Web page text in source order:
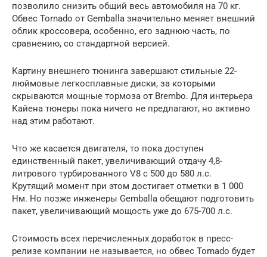
позволило снизить общий весь автомобиля на 70 кг.
Обвес Tornado от Gemballa значительно меняет внешний
облик кроссовера, особенно, его заднюю часть, по
сравнению, со стандартной версией.
Картину внешнего тюнинга завершают стильные 22-
люймовые легкосплавные диски, за которыми
скрываются мощные тормоза от Brembo. Для интерьера
Кайена тюнеры пока ничего не предлагают, но активно
над этим работают.
Что же касается двигателя, то пока доступен
единственный пакет, увеличивающий отдачу 4,8-
литрового турбированного V8 с 500 до 580 л.с.
Крутящий момент при этом достигает отметки в 1 000
Нм. Но позже инженеры Gemballa обещают подготовить
пакет, увеличивающий мощость уже до 675-700 л.с.
Стоимость всех перечисленных доработок в пресс-
релизе компании не называется, но обвес Tornado будет